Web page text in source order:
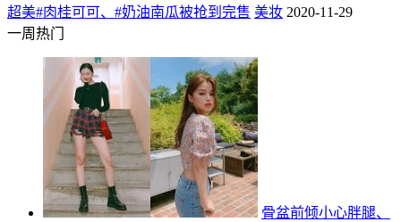
超美#肉桂可可、#奶油南瓜被抢到完售 美妆 2020-11-29
一周热门
骨盆前倾小心胖腿、